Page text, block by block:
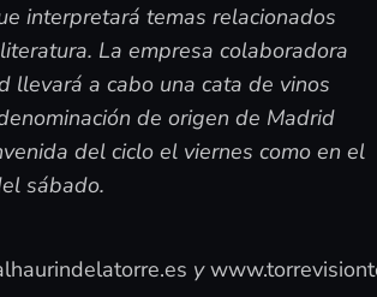
interpretará temas relacionados
La empresa colaboradora
llevará a cabo una cata de vinos
de origen de Madrid
del ciclo el viernes como en el
sábado.
y